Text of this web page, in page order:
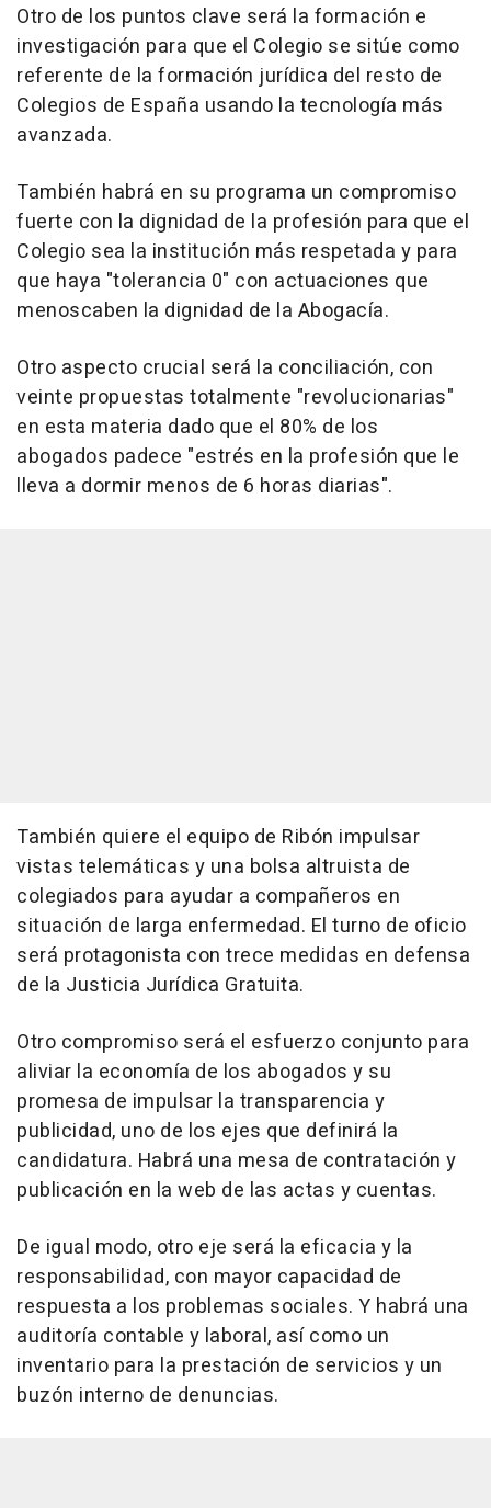
Otro de los puntos clave será la formación e
investigación para que el Colegio se sitúe como
referente de la formación jurídica del resto de
Colegios de España usando la tecnología más
avanzada.
También habrá en su programa un compromiso
fuerte con la dignidad de la profesión para que el
Colegio sea la institución más respetada y para
que haya "tolerancia 0" con actuaciones que
menoscaben la dignidad de la Abogacía.
Otro aspecto crucial será la conciliación, con
veinte propuestas totalmente "revolucionarias"
en esta materia dado que el 80% de los
abogados padece "estrés en la profesión que le
lleva a dormir menos de 6 horas diarias".
También quiere el equipo de Ribón impulsar
vistas telemáticas y una bolsa altruista de
colegiados para ayudar a compañeros en
situación de larga enfermedad. El turno de oficio
será protagonista con trece medidas en defensa
de la Justicia Jurídica Gratuita.
Otro compromiso será el esfuerzo conjunto para
aliviar la economía de los abogados y su
promesa de impulsar la transparencia y
publicidad, uno de los ejes que definirá la
candidatura. Habrá una mesa de contratación y
publicación en la web de las actas y cuentas.
De igual modo, otro eje será la eficacia y la
responsabilidad, con mayor capacidad de
respuesta a los problemas sociales. Y habrá una
auditoría contable y laboral, así como un
inventario para la prestación de servicios y un
buzón interno de denuncias.